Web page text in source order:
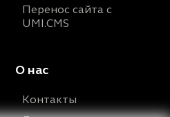
Перенос сайта с
UMI.CMS
О нас
Контакты